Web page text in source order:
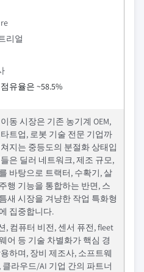
리얼
유율은 ~58.5%
동 시장은 기존 농기계 OEM,
트업, 로봇 기술 전문 기업까
지는 중등도의 분절화 상태입
은 딜러 네트워크, 제조 규모,
바탕으로 트랙터, 수확기, 살
행 기능을 통합하는 반면, 스
새 시장을 겨냥한 작업 특화형
집중합니다.
, 컴퓨터 비전, 센서 퓨전, fleet
어 등 기술 차별화가 핵심 경
하며, 장비 제조사, 소프트웨
클라우드/AI 기업 간의 파트너